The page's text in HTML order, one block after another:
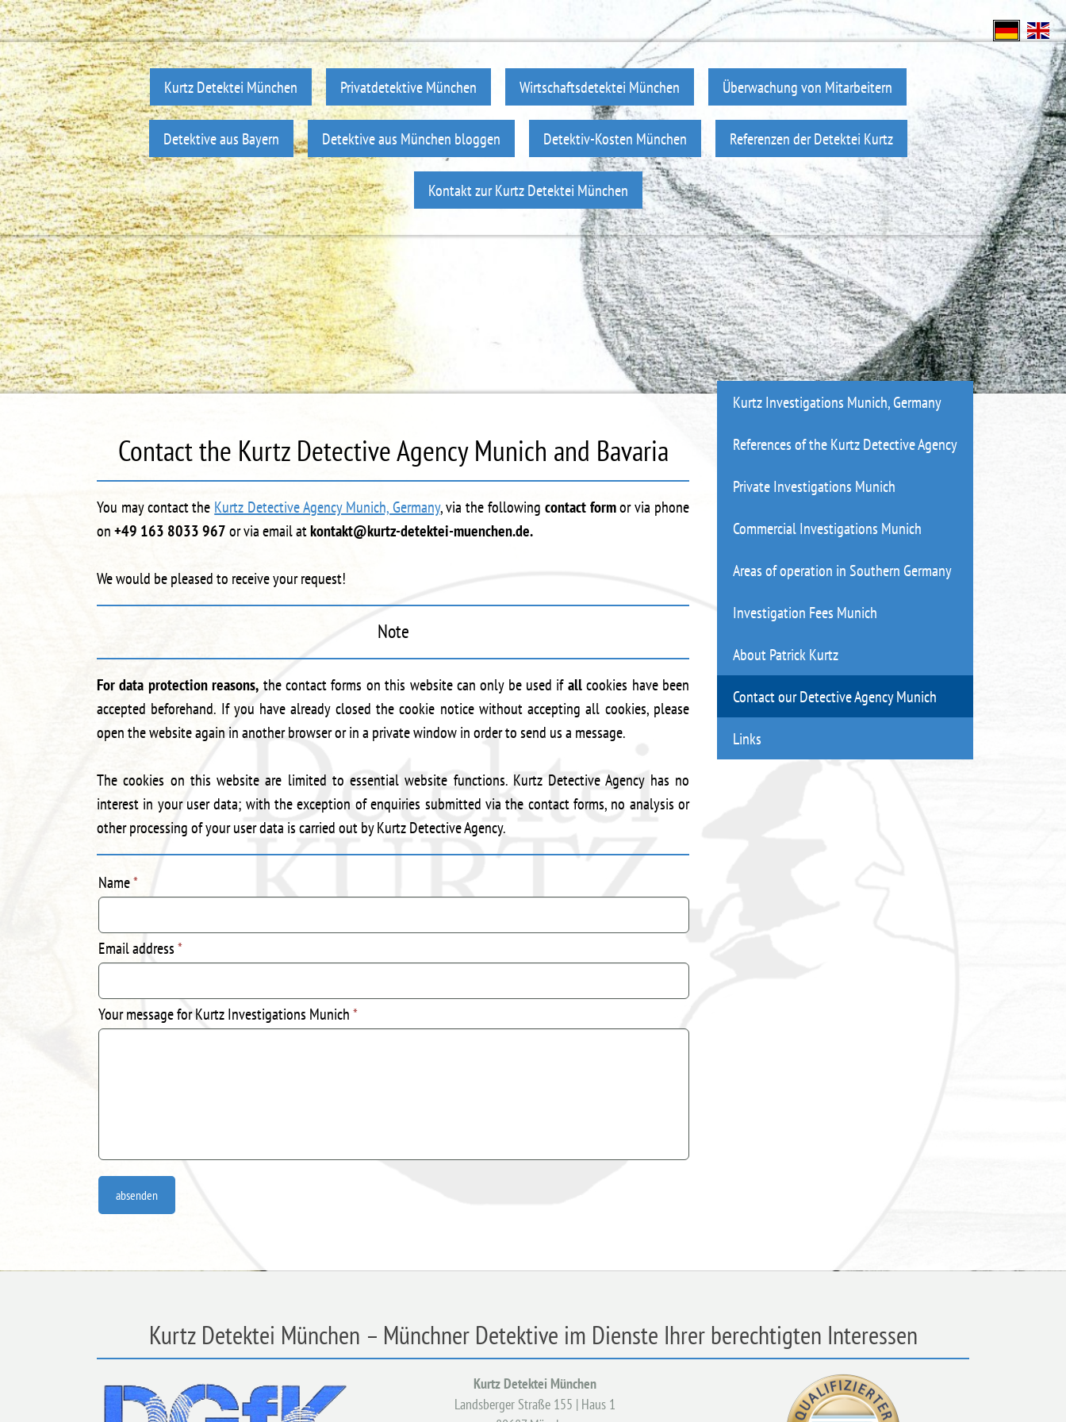
Kurtz Detektei München Privatdetektive München Wirtschaftsdetektei München Überwachung von Mitarbeitern
Detektive aus Bayern Detektive aus München bloggen Detektiv-Kosten München Referenzen der Detektei Kurtz
Kontakt zur Kurtz Detektei München
Contact the Kurtz Detective Agency Munich and Bavaria
You may contact the Kurtz Detective Agency Munich, Germany, via the following contact formor via phone
on+49 163 8033 967or via email atkontakt@kurtz-detektei-muenchen.de.
We would be pleased to receive your request!
Note
For data protection reasons, the contact forms on this website can only be used ifallcookies have been
accepted beforehand. If you have already closed the cookie notice without accepting all cookies, please
open the website again in another browser or in a private window in order to send us a message.
The cookies on this website are limited to essential website functions. Kurtz Detective Agency has no
interest in your user data; with the exception of enquiries submitted via the contact forms, no analysis or
other processing of your user data is carried out by Kurtz Detective Agency.
Name*
Email address *
Your message for Kurtz Investigations Munich *
absenden
Kurtz Investigations Munich, Germany
References of the Kurtz Detective Agency
Private Investigations Munich
Commercial Investigations Munich
Areas of operation in Southern Germany
Investigation Fees Munich
About Patrick Kurtz
Contact our Detective Agency Munich
Links
Kurtz Detektei München – Münchner Detektive im Dienste Ihrer berechtigten Interessen
Kurtz Detektei München
Landsberger Straße 155 | Haus 1